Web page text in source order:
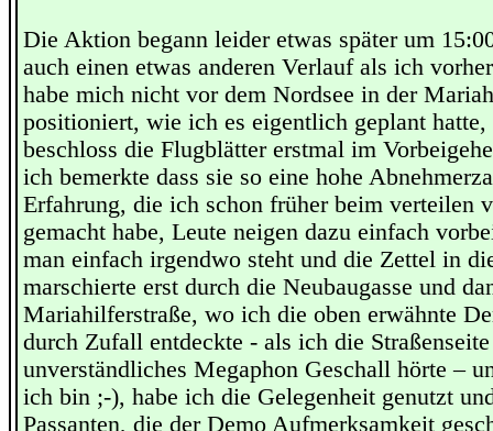
Die Aktion begann leider etwas später um
auch einen etwas anderen Verlauf als ich
habe mich nicht vor dem Nordsee in der
positioniert, wie ich es eigentlich geplant hatte,
beschloss die Flugblätter erstmal im
ich bemerkte dass sie so eine hohe
Erfahrung, die ich schon früher beim verteilen
gemacht habe, Leute neigen dazu einfach
man einfach irgendwo steht und die Zettel in
marschierte erst durch die Neubaugasse und
Mariahilferstraße, wo ich die oben erwähnte
durch Zufall entdeckte - als ich die
unverständliches Megaphon Geschall hörte –
ich bin ;-), habe ich die Gelegenheit genutzt
Passanten, die der Demo Aufmerksamkeit